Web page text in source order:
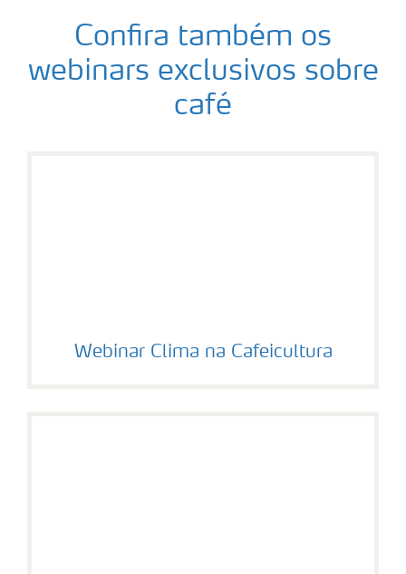
Confira também os
webinars exclusivos sobre
café
Webinar Clima na Cafeicultura